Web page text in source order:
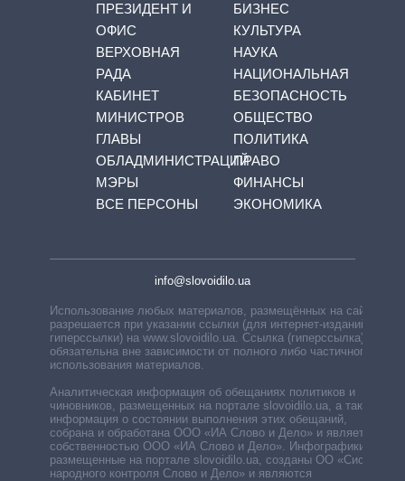
ПРЕЗИДЕНТ И
ОФИС
ВЕРХОВНАЯ
РАДА
КАБИНЕТ
МИНИСТРОВ
ГЛАВЫ
ОБЛАДМИНИСТРАЦИЙ
МЭРЫ
ВСЕ ПЕРСОНЫ
БИЗНЕС
КУЛЬТУРА
НАУКА
НАЦИОНАЛЬНАЯ
БЕЗОПАСНОСТЬ
ОБЩЕСТВО
ПОЛИТИКА
ПРАВО
ФИНАНСЫ
ЭКОНОМИКА
info@slovoidilo.ua
Использование любых материалов, размещённых на сайте,
разрешается при указании ссылки (для интернет-изданий —
гиперссылки) на www.slovoidilo.ua. Ссылка (гиперссылка)
обязательна вне зависимости от полного либо частичного
использования материалов.
Аналитическая информация об обещаниях политиков и
чиновников, размещенных на портале slovoidilo.ua, а также
информация о состоянии выполнения этих обещаний,
собрана и обработана ООО «ИА Слово и Дело» и является
собственностью ООО «ИА Слово и Дело». Инфографики,
размещенные на портале slovoidilo.ua, созданы ОО «Система
народного контроля Слово и Дело» и являются